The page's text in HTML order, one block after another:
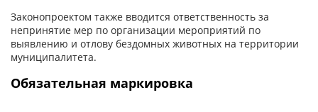
Законопроектом также вводится ответственность за
непринятие мер по организации мероприятий по
выявлению и отлову бездомных животных на территории
муниципалитета.
Обязательная маркировка